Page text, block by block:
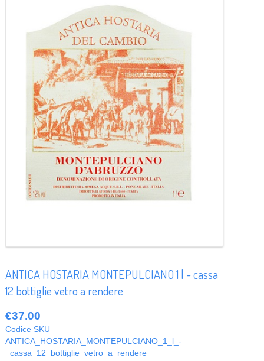
ANTICA HOSTARIA MONTEPULCIANO 1 l - cassa
12 bottiglie vetro a rendere
€37.00
Codice SKU
ANTICA_HOSTARIA_MONTEPULCIANO_1_l_-
_cassa_12_bottiglie_vetro_a_rendere